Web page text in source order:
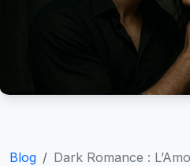
Blog Dark Romance :